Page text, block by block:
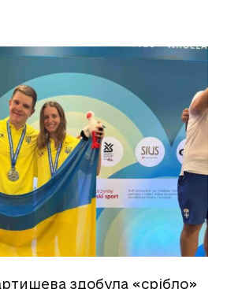
здобула «срібло»